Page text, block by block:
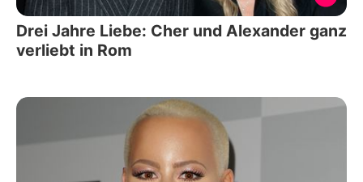
Drei Jahre Liebe: Cher und Alexander ganz
verliebt in Rom